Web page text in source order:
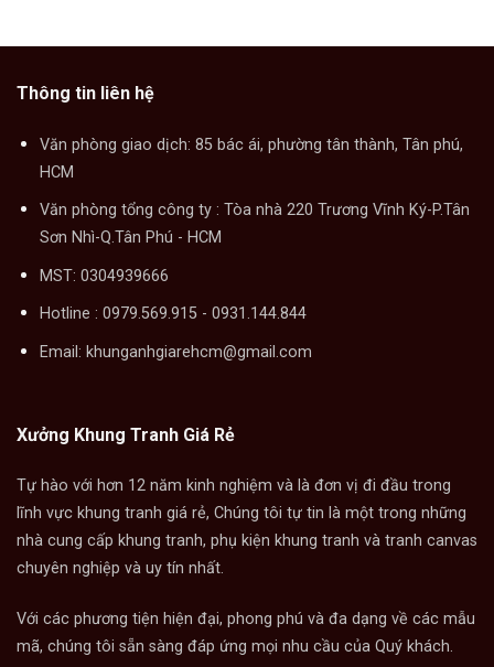
Thông tin liên hệ
Văn phòng giao dịch: 85 bác ái, phường tân thành, Tân phú,
HCM
Văn phòng tổng công ty : Tòa nhà 220 Trương Vĩnh Ký-P.Tân
Sơn Nhì-Q.Tân Phú - HCM
MST: 0304939666
Hotline : 0979.569.915 - 0931.144.844
Email: khunganhgiarehcm@gmail.com
Xưởng Khung Tranh Giá Rẻ
Tự hào với hơn 12 năm kinh nghiệm và là đơn vị đi đầu trong
lĩnh vực khung tranh giá rẻ, Chúng tôi tự tin là một trong những
nhà cung cấp khung tranh, phụ kiện khung tranh và tranh canvas
chuyên nghiệp và uy tín nhất.
Với các phương tiện hiện đại, phong phú và đa dạng về các mẫu
mã, chúng tôi sẵn sàng đáp ứng mọi nhu cầu của Quý khách.